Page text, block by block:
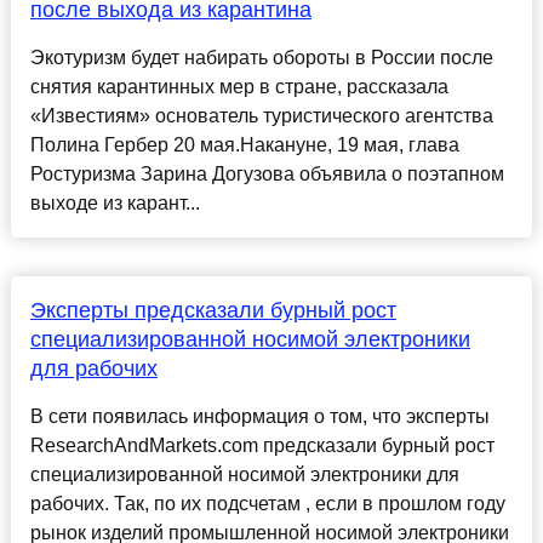
после выхода из карантина
Экотуризм будет набирать обороты в России после
снятия карантинных мер в стране, рассказала
«Известиям» основатель туристического агентства
Полина Гербер 20 мая.Накануне, 19 мая, глава
Ростуризма Зарина Догузова объявила о поэтапном
выходе из карант...
Эксперты предсказали бурный рост
специализированной носимой электроники
для рабочих
В сети появилась информация о том, что эксперты
ResearchAndMarkets.com предсказали бурный рост
специализированной носимой электроники для
рабочих. Так, по их подсчетам , если в прошлом году
рынок изделий промышленной носимой электроники